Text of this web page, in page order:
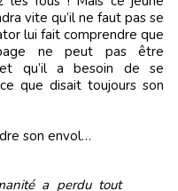
vite qu’il ne faut pas se
lui fait comprendre que
ne peut pas être
qu’il a besoin de se
que disait toujours son
son envol…
a perdu tout